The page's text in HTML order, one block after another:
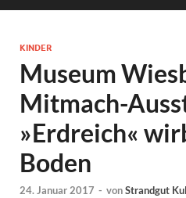
KINDER
Museum
Mitmach-
»Erdreich«
Boden
24. Januar 2017 - vonStrandgut